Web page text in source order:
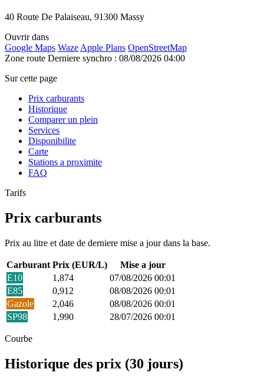
40 Route De Palaiseau, 91300 Massy
Ouvrir dans
Google Maps Waze Apple Plans OpenStreetMap
Zone route Derniere synchro : 08/08/2026 04:00
Sur cette page
Prix carburants
Historique
Comparer un plein
Services
Disponibilite
Carte
Stations a proximite
FAQ
Tarifs
Prix carburants
Prix au litre et date de derniere mise a jour dans la base.
Carburant Prix (EUR/L)
Mise a jour
E10
1,874
07/08/2026 00:01
E85
0,912
08/08/2026 00:01
Gazole
2,046
08/08/2026 00:01
SP98
1,990 28/07/2026 00:01
Courbe
Historique des prix (30 jours)